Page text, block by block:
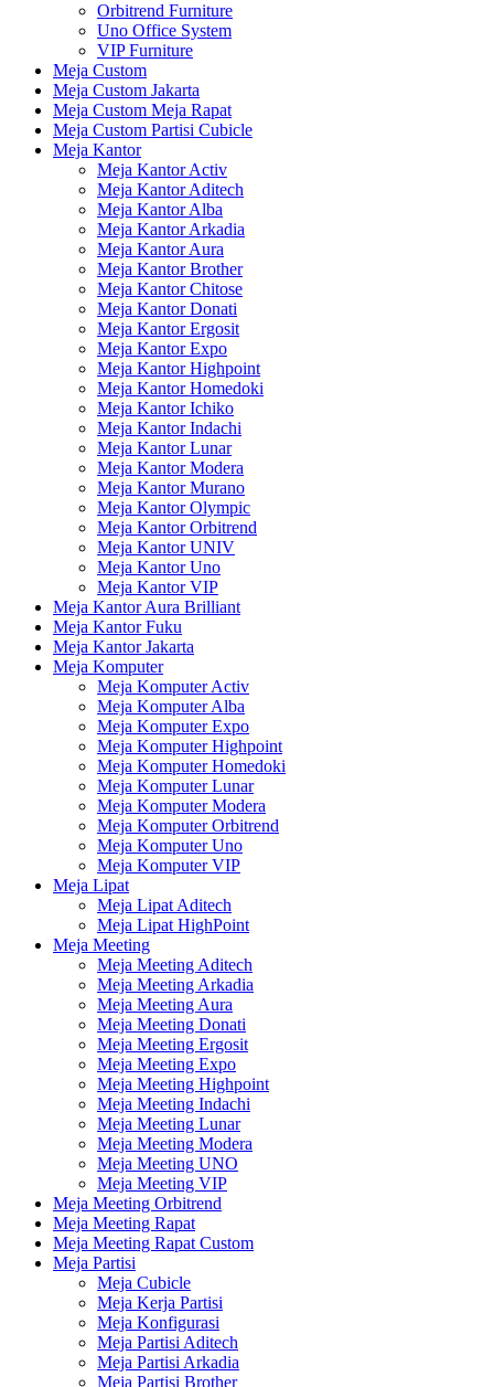
Orbitrend Furniture
Uno Office System
VIP Furniture
Meja Custom
Meja Custom Jakarta
Meja Custom Meja Rapat
Meja Custom Partisi Cubicle
Meja Kantor
Meja Kantor Activ
Meja Kantor Aditech
Meja Kantor Alba
Meja Kantor Arkadia
Meja Kantor Aura
Meja Kantor Brother
Meja Kantor Chitose
Meja Kantor Donati
Meja Kantor Ergosit
Meja Kantor Expo
Meja Kantor Highpoint
Meja Kantor Homedoki
Meja Kantor Ichiko
Meja Kantor Indachi
Meja Kantor Lunar
Meja Kantor Modera
Meja Kantor Murano
Meja Kantor Olympic
Meja Kantor Orbitrend
Meja Kantor UNIV
Meja Kantor Uno
Meja Kantor VIP
Meja Kantor Aura Brilliant
Meja Kantor Fuku
Meja Kantor Jakarta
Meja Komputer
Meja Komputer Activ
Meja Komputer Alba
Meja Komputer Expo
Meja Komputer Highpoint
Meja Komputer Homedoki
Meja Komputer Lunar
Meja Komputer Modera
Meja Komputer Orbitrend
Meja Komputer Uno
Meja Komputer VIP
Meja Lipat
Meja Lipat Aditech
Meja Lipat HighPoint
Meja Meeting
Meja Meeting Aditech
Meja Meeting Arkadia
Meja Meeting Aura
Meja Meeting Donati
Meja Meeting Ergosit
Meja Meeting Expo
Meja Meeting Highpoint
Meja Meeting Indachi
Meja Meeting Lunar
Meja Meeting Modera
Meja Meeting UNO
Meja Meeting VIP
Meja Meeting Orbitrend
Meja Meeting Rapat
Meja Meeting Rapat Custom
Meja Partisi
Meja Cubicle
Meja Kerja Partisi
Meja Konfigurasi
Meja Partisi Aditech
Meja Partisi Arkadia
Meja Partisi Brother